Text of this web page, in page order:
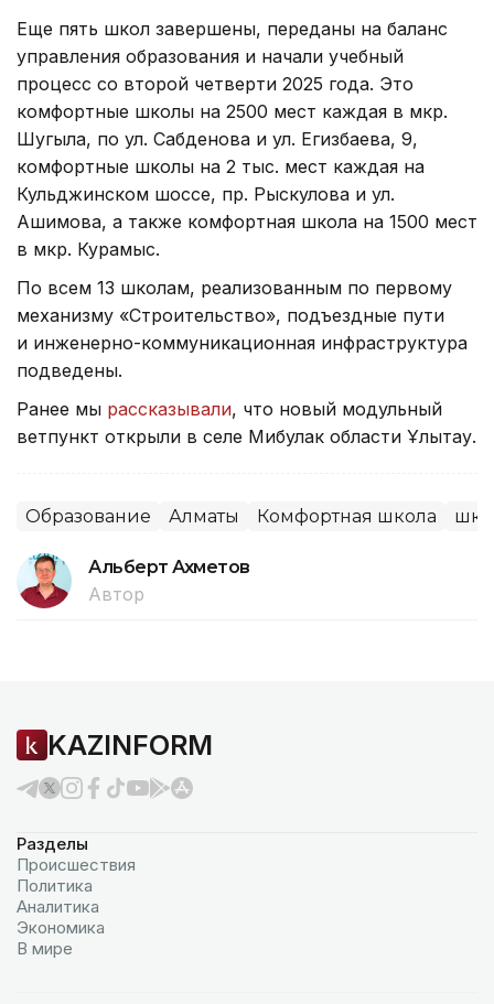
Еще пять школ завершены, переданы на баланс
управления образования и начали учебный
процесс со второй четверти 2025 года. Это
комфортные школы на 2500 мест каждая в мкр.
Шугыла, по ул. Сабденова и ул. Егизбаева, 9,
комфортные школы на 2 тыс. мест каждая на
Кульджинском шоссе, пр. Рыскулова и ул.
Ашимова, а также комфортная школа на 1500 мест
в мкр. Курамыс.
По всем 13 школам, реализованным по первому
механизму «Строительство», подъездные пути
и инженерно-коммуникационная инфраструктура
подведены.
Ранее мы рассказывали, что новый модульный
ветпункт открыли в селе Мибулак области Ұлытау.
Образование Алматы Комфортная школа
Альберт Ахметов
Автор
KAZINFORM
Разделы
Происшествия
Политика
Аналитика
Экономика
В мире